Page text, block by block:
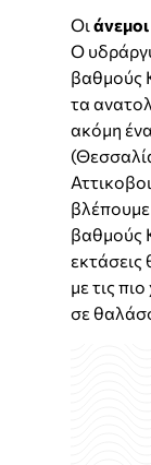
Οι άνεμοι
Ο
βαθμούς
τα
ακόμη
βαθμούς
εκτάσεις
με τις
σε